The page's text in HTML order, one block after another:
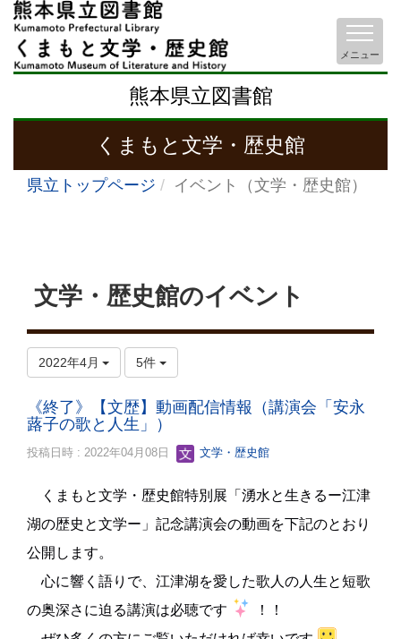
熊本県立図書館
くまもと文学・歴史館
メニュー
県立トップページ イベント（文学・歴史館）
文学・歴史館のイベント
2022年4月 5件
《終了》【文歴】動画配信情報（講演会「安永
蕗子の歌と人生」）
投稿日時 : 2022年04月08日 文学・歴史館
くまもと文学・歴史館特別展「湧水と生きるー江津
湖の歴史と文学ー」記念講演会の動画を下記のとおり
公開します。
心に響く語りで、江津湖を愛した歌人の人生と短歌
の奥深さに迫る講演は必聴です
！！